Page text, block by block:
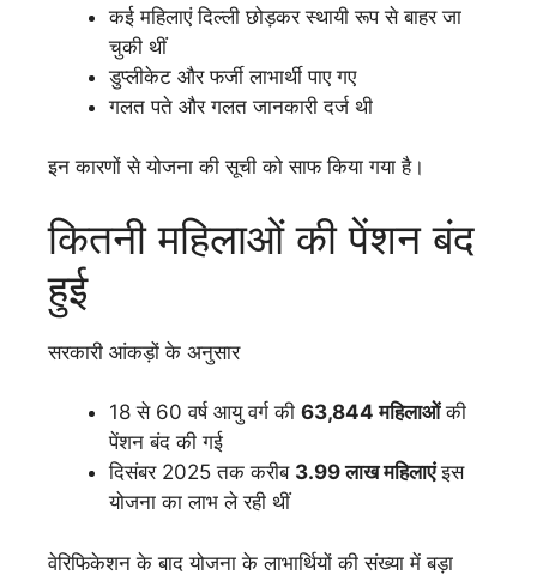
कई महिलाएं दिल्ली छोड़कर स्थायी रूप से बाहर जा
चुकी थीं
डुप्लीकेट और फर्जी लाभार्थी पाए गए
गलत पते और गलत जानकारी दर्ज थी
इन कारणों से योजना की सूची को साफ किया गया है।
कितनी महिलाओं की पेंशन बंद
हुई
सरकारी आंकड़ों के अनुसार
18 से 60 वर्ष आयु वर्ग की 63,844 महिलाओंकी
पेंशन बंद की गई
दिसंबर 2025 तक करीब 3.99 लाख महिलाएंइस
योजना का लाभ ले रही थीं
वेरिफिकेशन के बाद योजना के लाभार्थियों की संख्या में बड़ा